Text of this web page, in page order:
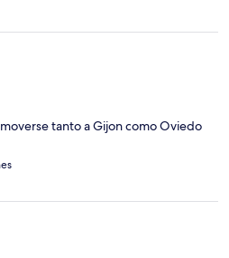
tanto a Gijon como Oviedo